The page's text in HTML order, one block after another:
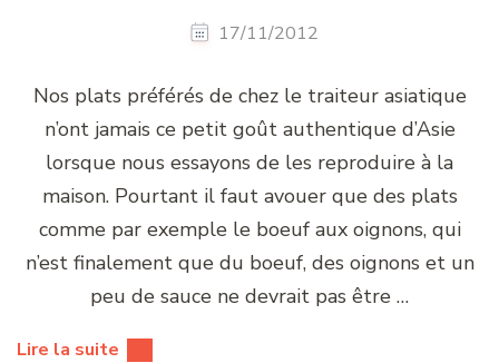
17/11/2012
Nos plats préférés de chez le traiteur asiatique
n’ont jamais ce petit goût authentique d’Asie
lorsque nous essayons de les reproduire à la
maison. Pourtant il faut avouer que des plats
comme par exemple le boeuf aux oignons, qui
n’est finalement que du boeuf, des oignons et un
peu de sauce ne devrait pas être …
Lire la suite